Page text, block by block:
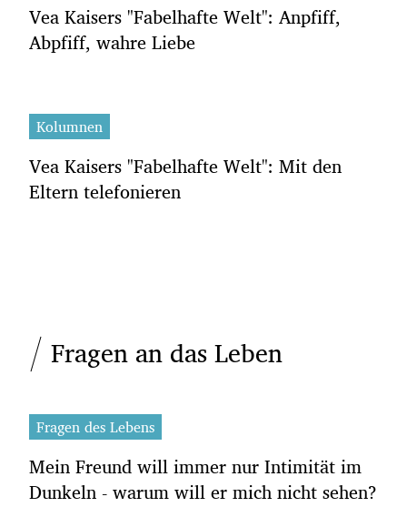
Vea Kaisers "Fabelhafte Welt": Anpfiff,
Abpfiff, wahre Liebe
Kolumnen
Vea Kaisers "Fabelhafte Welt": Mit den
Eltern telefonieren
Fragen an das Leben
Fragen des Lebens
Mein Freund will immer nur Intimität im
Dunkeln - warum will er mich nicht sehen?